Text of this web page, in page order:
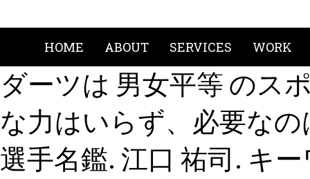
HOME ABOUT SERVICES WORK
ダーツは 男女平等 のス
な力はいらず、必要な
選手名鑑. 江口 祐司. キ